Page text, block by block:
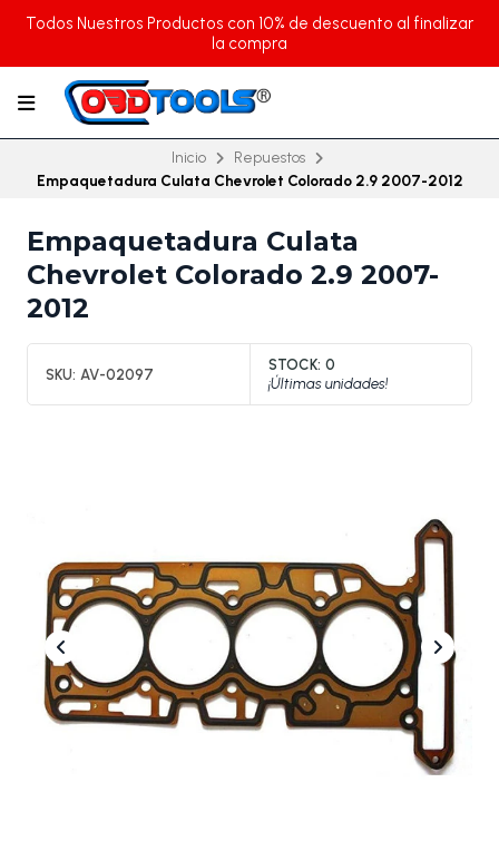
Todos Nuestros Productos con 10% de descuento al finalizar
la compra
Inicio
Repuestos
Empaquetadura Culata Chevrolet Colorado 2.9 2007-2012
Empaquetadura Culata
Chevrolet Colorado 2.9 2007-
2012
SKU: AV-02097
STOCK: 0
¡Últimas unidades!